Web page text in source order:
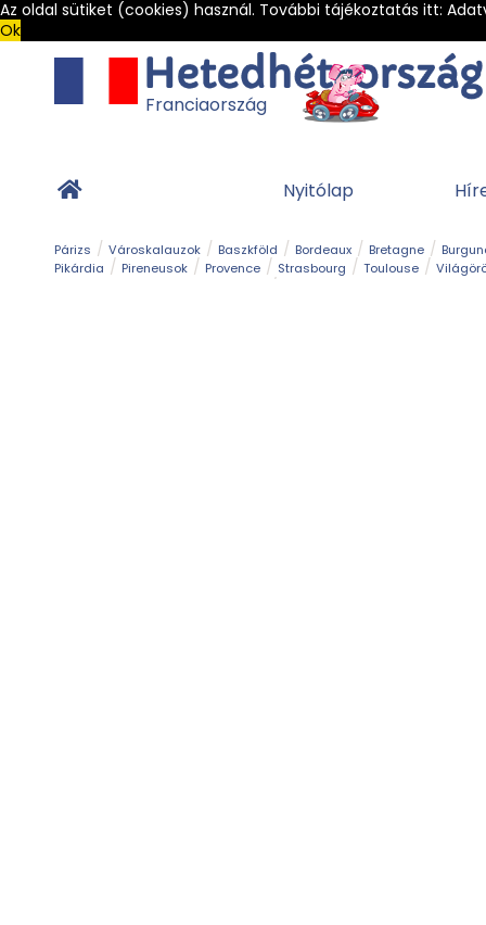
Az oldal sütiket (cookies) használ. További tájékoztatás itt:
Ok
Franciaország
Nyitólap
Párizs Városkalauzok Baszkföld Bordeaux Bretagne
Pikárdia
Pireneusok Provence Strasbourg Toulouse